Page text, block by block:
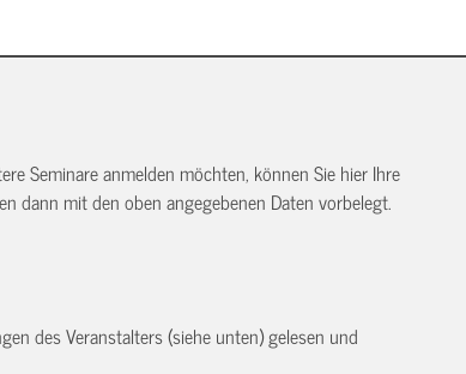
Seminare anmelden möchten, können Sie hier Ihre
dann mit den oben angegebenen Daten vorbelegt.
des Veranstalters (siehe unten) gelesen und